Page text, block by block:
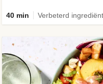
40 min Verbeterd ingrediënt